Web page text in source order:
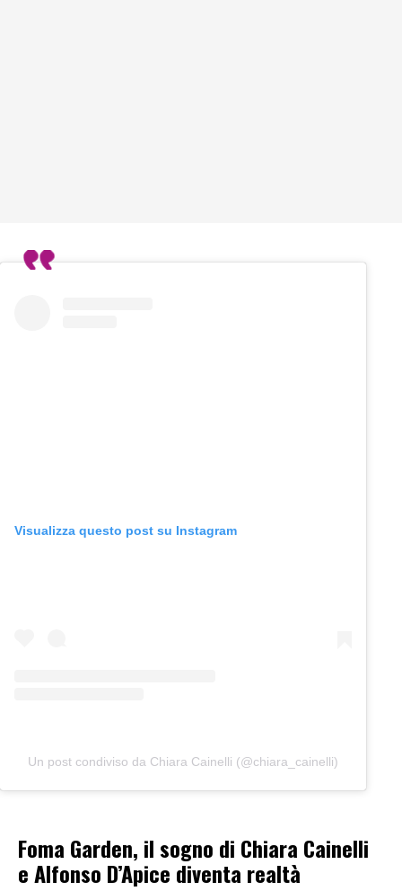
Visualizza questo post su Instagram
Un post condiviso da Chiara Cainelli (@chiara_cainelli)
Foma Garden, il sogno di Chiara Cainelli
e Alfonso D’Apice diventa realtà